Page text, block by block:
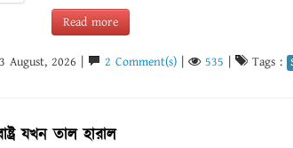
Read more
August, 2026 | 2 Comment(s) 535 Tags :
যখন তাল হারাল